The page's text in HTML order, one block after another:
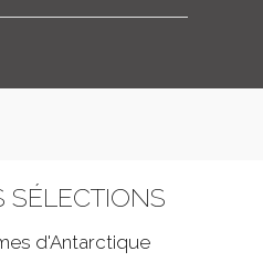
SÉLECTIONS
d'Antarctique